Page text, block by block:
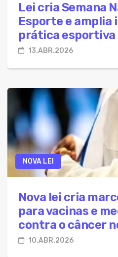
Lei cria Semana
Esporte e amplia
prática esportiva
13.ABR.2026
NOVA LEI
Nova lei cria
para vacinas e
contra o câncer
10.ABR.2026